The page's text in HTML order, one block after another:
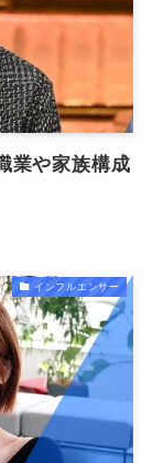
業や家族構成
インフルエンサー